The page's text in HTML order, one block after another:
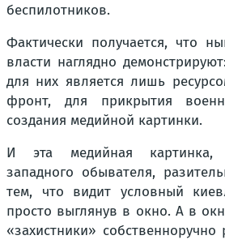
беспилотников.
Фактически получается, что
власти наглядно
для них является лишь
фронт, для прикрытия
создания медийной картинки.
И эта медийная картинка,
западного обывателя,
тем, что видит условный
просто выглянув в окно. А в
«захистники»